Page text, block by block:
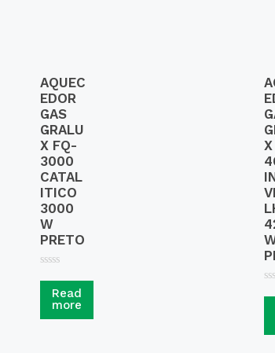
AQUEC
EDOR
GAS
GRALU
X FQ-
3000
CATAL
ITICO
3000
W
PRETO
Read
more